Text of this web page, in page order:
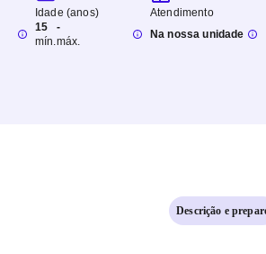
Idade (anos)
15
mín.
-
máx.
Atendimento
Na nossa unidade
Descrição e